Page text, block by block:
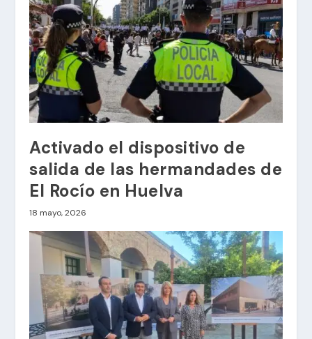
Activado el dispositivo de
salida de las hermandades de
El Rocío en Huelva
18 mayo, 2026